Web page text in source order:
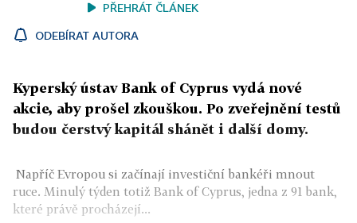
PŘEHRÁT ČLÁNEK
ODEBÍRAT AUTORA
Kyperský ústav Bank of Cyprus vydá nové
akcie, aby prošel zkouškou. Po zveřejnění testů
budou čerstvý kapitál shánět i další domy.
Napříč Evropou si začínají investiční bankéři mnout
ruce. Minulý týden totiž Bank of Cyprus, jedna z 91 bank,
které právě procházejí...